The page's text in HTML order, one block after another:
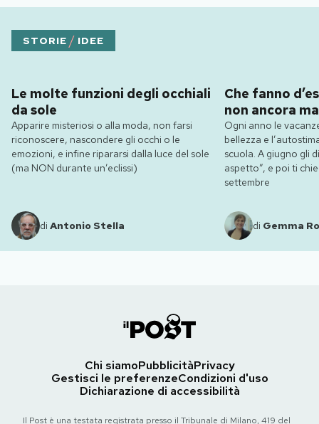
STORIE / IDEE
Le molte funzioni degli occhiali
da sole
Apparire misteriosi o alla moda, non farsi
riconoscere, nascondere gli occhi o le
emozioni, e infine ripararsi dalla luce del sole
(ma NON durante un’eclissi)
di Antonio Stella
Che fanno
non ancora
Ogni anno le
bellezza e
scuola. A giugno gli
aspetto”, e poi ti
settembre
di Gemma
Chi siamoPubblicitàPrivacy
Gestisci le preferenzeCondizioni d'uso
Dichiarazione di accessibilità
Il Post è una testata registrata presso il Tribunale di Milano, 419 del